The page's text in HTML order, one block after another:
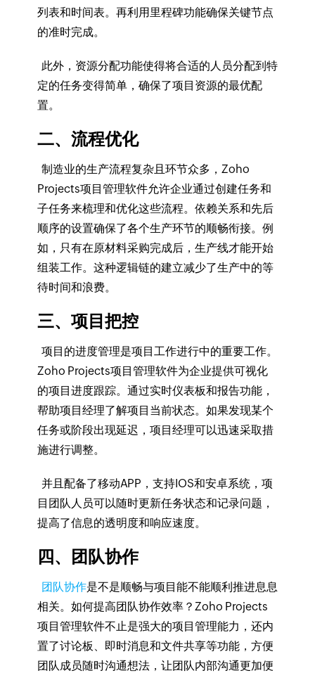
列表和时间表。再利用里程碑功能确保关键节点
的准时完成。
此外，资源分配功能使得将合适的人员分配到特
定的任务变得简单，确保了项目资源的最优配
置。
二、流程优化
制造业的生产流程复杂且环节众多，Zoho
Projects项目管理软件允许企业通过创建任务和
子任务来梳理和优化这些流程。依赖关系和先后
顺序的设置确保了各个生产环节的顺畅衔接。例
如，只有在原材料采购完成后，生产线才能开始
组装工作。这种逻辑链的建立减少了生产中的等
待时间和浪费。
三、项目把控
项目的进度管理是项目工作进行中的重要工作。
Zoho Projects项目管理软件为企业提供可视化
的项目进度跟踪。通过实时仪表板和报告功能，
帮助项目经理了解项目当前状态。如果发现某个
任务或阶段出现延迟，项目经理可以迅速采取措
施进行调整。
并且配备了移动APP，支持IOS和安卓系统，项
目团队人员可以随时更新任务状态和记录问题，
提高了信息的透明度和响应速度。
四、团队协作
团队协作是不是顺畅与项目能不能顺利推进息息
相关。如何提高团队协作效率？Zoho Projects
项目管理软件不止是强大的项目管理能力，还内
置了讨论板、即时消息和文件共享等功能，方便
团队成员随时沟通想法，让团队内部沟通更加便